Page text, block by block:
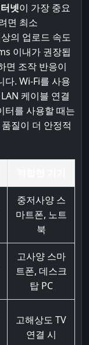
넷이 가장 중요
면 최소
의 업로드 속도
이내가 권장됩
면 조작 반응이
다. Wi-Fi를 사용
케이블 연결
터를 사용할 때는
질이 더 안정적
중저사양 스
마트폰, 노트
북
고사양 스마
트폰, 데스크
탑 PC
고해상도 TV
연결 시